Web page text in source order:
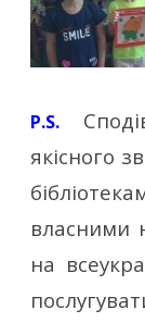
P.S.
якісного
власними
на